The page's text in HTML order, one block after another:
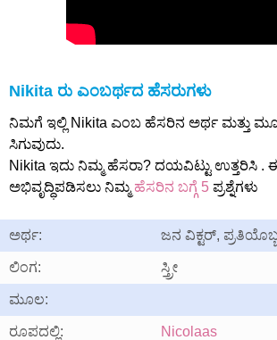
Nikita ರು ಎಂಬರ್ಥದ ಹೆಸರುಗಳು
ನಿಮಗೆ ಇಲ್ಲಿ Nikita ಎಂಬ ಹೆಸರಿನ ಅರ್ಥ ಮತ್ತು
ಸಿಗುವುದು.
Nikita ಇದು ನಿಮ್ಮ ಹೆಸರಾ? ದಯವಿಟ್ಟು ಉತ್ತರಿಸಿ . ಈ
ಅಭಿವೃದ್ಧಿಪಡಿಸಲು ನಿಮ್ಮ ಹೆಸರಿನ ಬಗ್ಗೆ 5 ಪ್ರಶ್ನೆಗಳು
ಅರ್ಥ: ಜನ ವಿಕ್ಟರ್,
ಲಿಂಗ: ಸ್ತ್ರೀ
ಮೂಲ:
ರೂಪದಲ್ಲಿ: Nicolaas